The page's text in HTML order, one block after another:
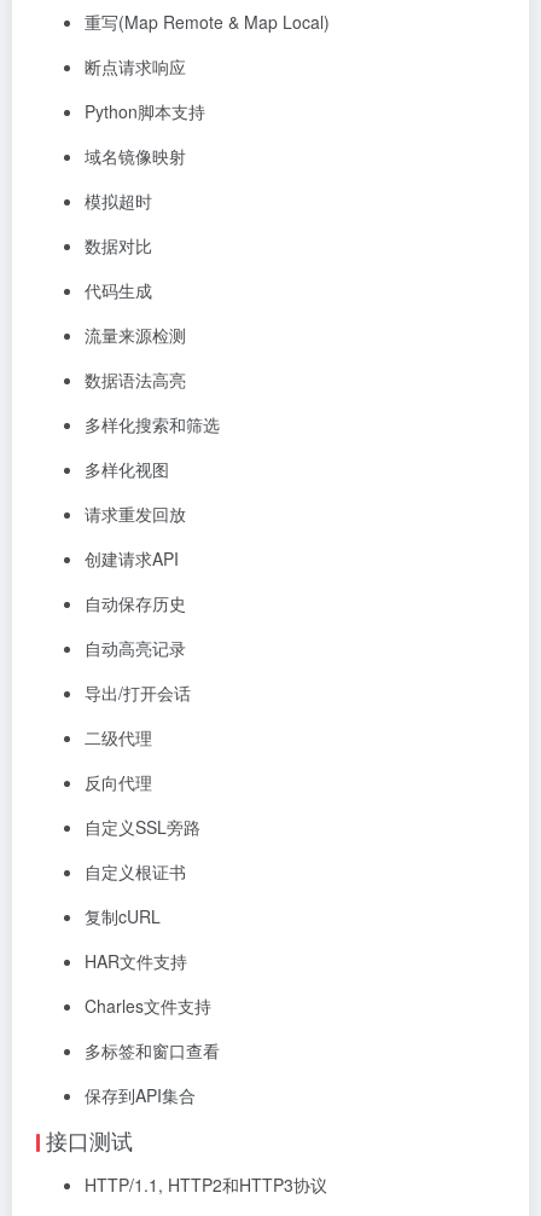
重写(Map Remote & Map Local)
断点请求响应
Python脚本支持
域名镜像映射
模拟超时
数据对比
代码生成
流量来源检测
数据语法高亮
多样化搜索和筛选
多样化视图
请求重发回放
创建请求API
自动保存历史
自动高亮记录
导出/打开会话
二级代理
反向代理
自定义SSL旁路
自定义根证书
复制cURL
HAR文件支持
Charles文件支持
多标签和窗口查看
保存到API集合
接口测试
HTTP/1.1, HTTP2和HTTP3协议